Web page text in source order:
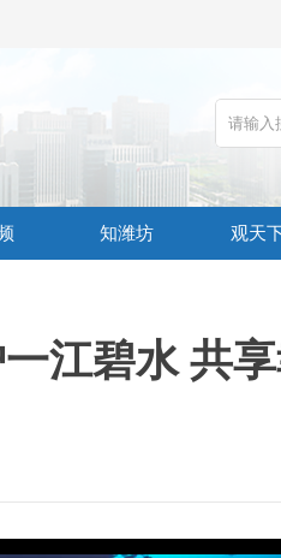
知潍坊 观天
江碧水 共